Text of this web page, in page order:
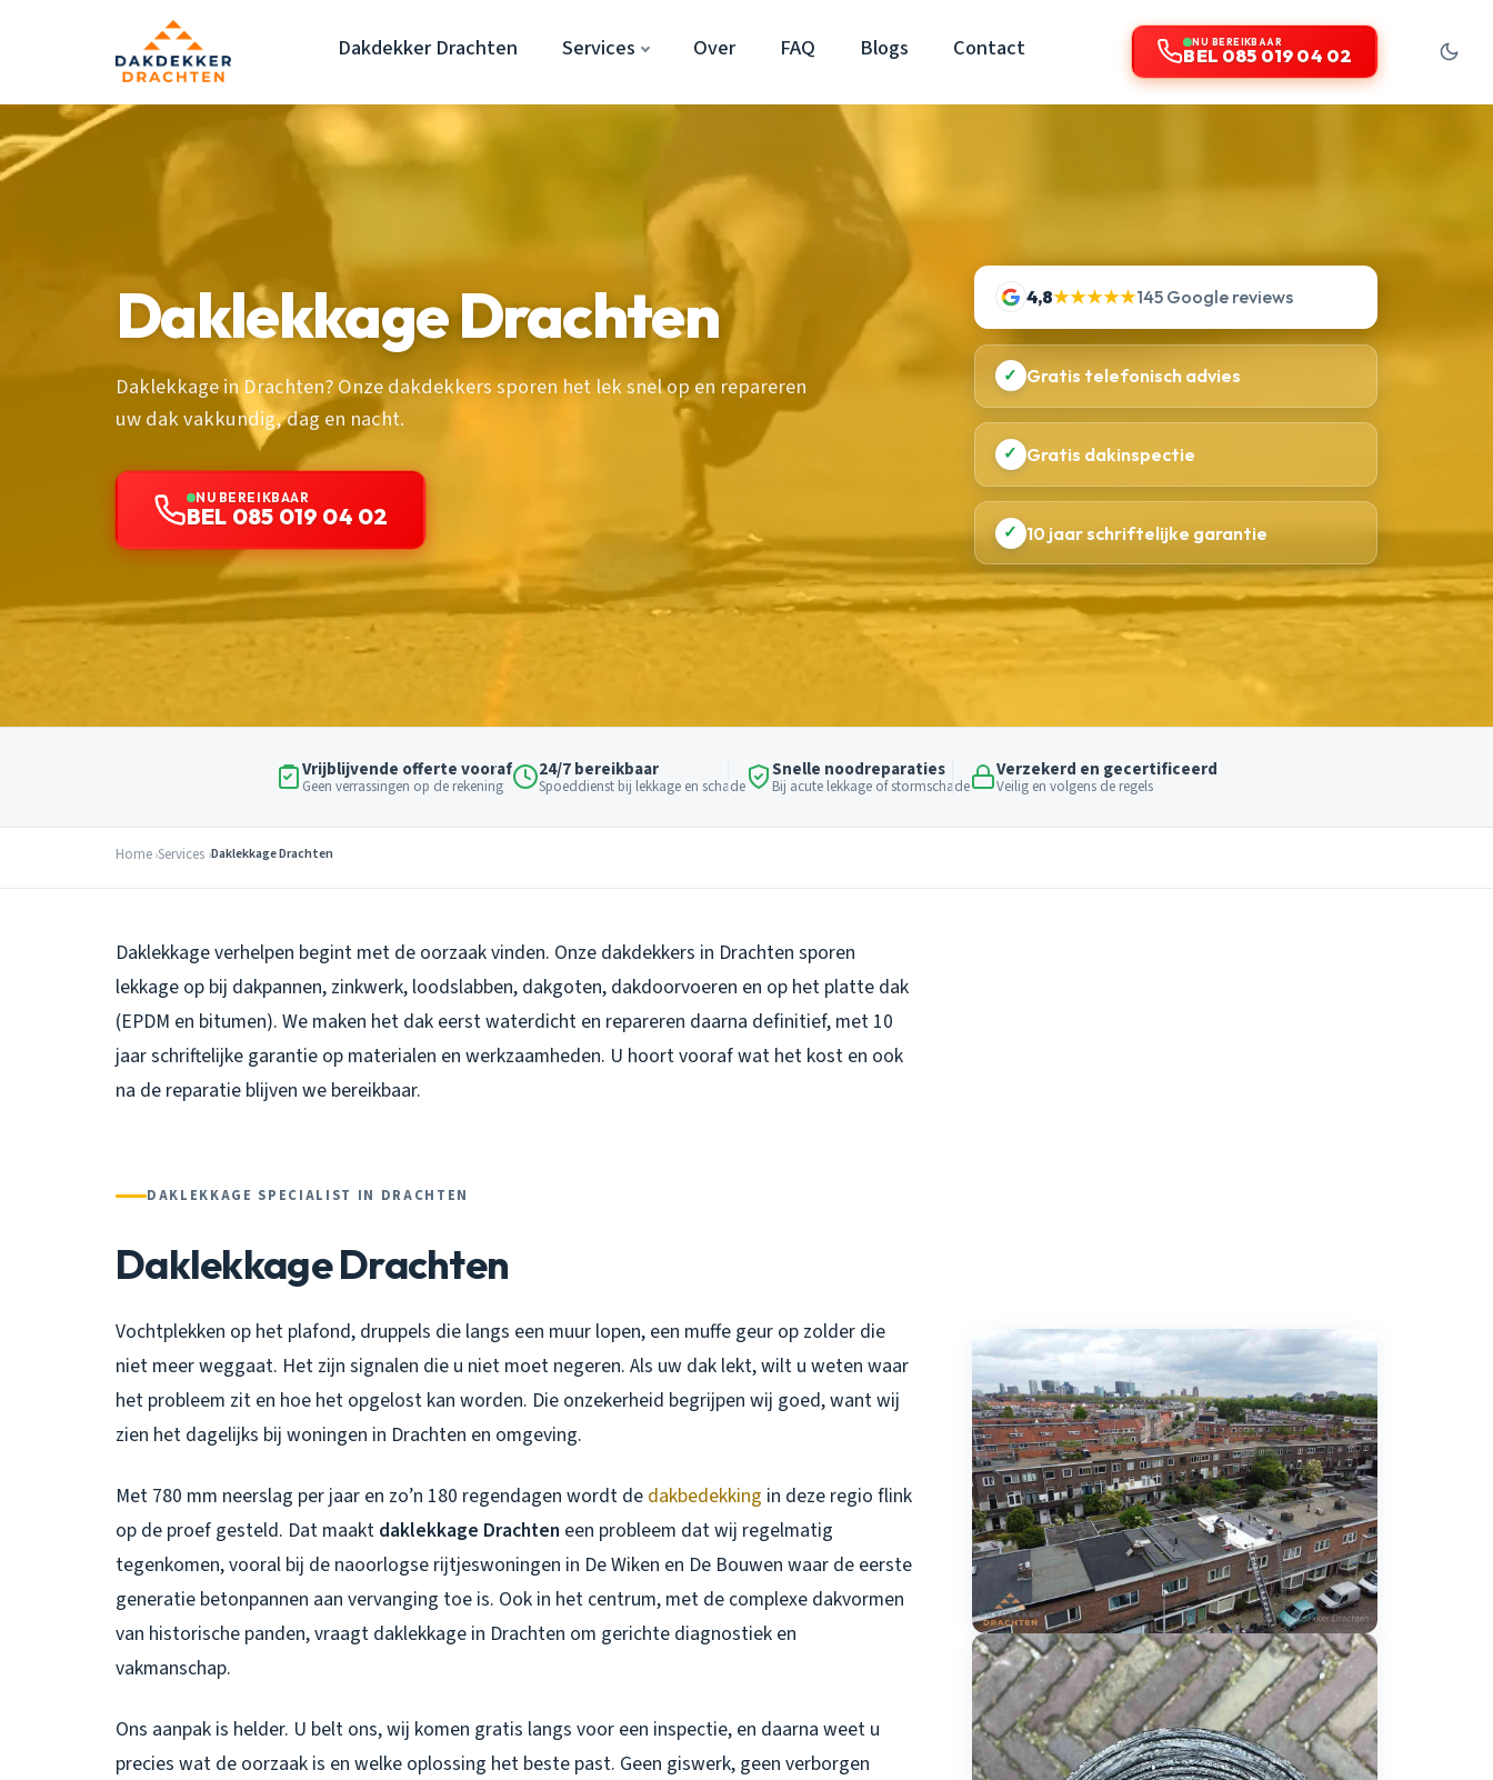
Dakdekker Drachten Services Over FAQ Blogs Contact NU BEREIKBAAR
BEL 085 019 04 02
Daklekkage Drachten
Daklekkage in Drachten? Onze dakdekkers sporen het lek snel op en repareren
uw dak vakkundig, dag en nacht.
NU BEREIKBAAR
BEL 085 019 04 02
4,8★★★★★145 Google reviews
✓ Gratis telefonisch advies
✓ Gratis dakinspectie
✓ 10 jaar schriftelijke garantie
Vrijblijvende offerte vooraf
Geen verrassingen op de rekening
24/7 bereikbaar
Spoeddienst bij lekkage en schade
Snelle noodreparaties
Bij acute lekkage of stormschade
Verzekerd en gecertificeerd
Veilig en volgens de regels
Home Services Daklekkage Drachten
Daklekkage verhelpen begint met de oorzaak vinden. Onze dakdekkers in Drachten sporen
lekkage op bij dakpannen, zinkwerk, loodslabben, dakgoten, dakdoorvoeren en op het platte dak
(EPDM en bitumen). We maken het dak eerst waterdicht en repareren daarna definitief, met 10
jaar schriftelijke garantie op materialen en werkzaamheden. U hoort vooraf wat het kost en ook
na de reparatie blijven we bereikbaar.
DAKLEKKAGE SPECIALIST IN DRACHTEN
Daklekkage Drachten
Vochtplekken op het plafond, druppels die langs een muur lopen, een muffe geur op zolder die
niet meer weggaat. Het zijn signalen die u niet moet negeren. Als uw dak lekt, wilt u weten waar
het probleem zit en hoe het opgelost kan worden. Die onzekerheid begrijpen wij goed, want wij
zien het dagelijks bij woningen in Drachten en omgeving.
Met 780 mm neerslag per jaar en zo’n 180 regendagen wordt de dakbedekking in deze regio flink
op de proef gesteld. Dat maakt daklekkage Drachten een probleem dat wij regelmatig
tegenkomen, vooral bij de naoorlogse rijtjeswoningen in De Wiken en De Bouwen waar de eerste
generatie betonpannen aan vervanging toe is. Ook in het centrum, met de complexe dakvormen
van historische panden, vraagt daklekkage in Drachten om gerichte diagnostiek en
vakmanschap.
Ons aanpak is helder. U belt ons, wij komen gratis langs voor een inspectie, en daarna weet u
precies wat de oorzaak is en welke oplossing het beste past. Geen giswerk, geen verborgen